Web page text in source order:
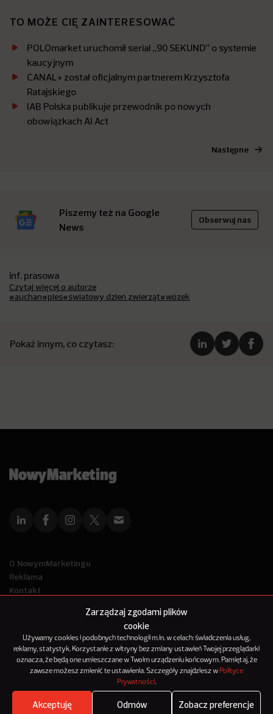
Zarządzaj zgodami plików
cookie
Używamy cookies i podobnych technologii m.in. w celach: świadczenia usług,
reklamy, statystyk. Korzystanie z witryny bez zmiany ustawień Twojej przeglądarki
oznacza, że będą one umieszczane w Twoim urządzeniu końcowym. Pamiętaj, że
zawsze możesz zmienić te ustawienia. Szczegóły znajdziesz w Polityce
Prywatności.
Akceptuję Odmów Zobacz preferencje
TO MOŻE CIĘ ZAINTERESOWAĆ
POLOmarket uruchomił serial „90 SEKUND” o systemie
kaucyjnym
CANAL+ został oficjalnym partnerem Krzysztofa
Ratajskiego
IAB Polska publikuje przewodnik po nowych
obowiązkach AI Act
Następne
Piszemy też na Google
News
Obserwuj nas
inf. prasowa
Czytaj więcej o autorze
#auchan#pies#światowy dzień zwierząt#wózek
Pokaż innym, co czytasz:
O NowymMarketingu
Reklama
Kontakt
© 2012-2025
NowyMarketing jest marką 143Media Sp. z o.o.